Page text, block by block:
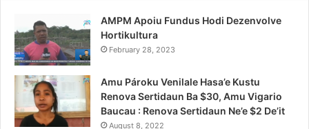
AMPM Apoiu Fundus Hodi Dezenvolve
Hortikultura
February 28, 2023
Amu Pároku Venilale Hasa’e Kustu
Renova Sertidaun Ba $30, Amu Vigario
Baucau : Renova Sertidaun Ne’e $2 De’it
August 8, 2022